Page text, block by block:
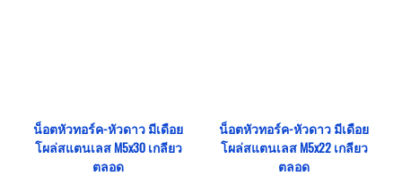
น็อตหัวทอร์ค-หัวดาว มีเดือย
โผล่สแตนเลส M5x30 เกลียว
ตลอด
น็อตหัวทอร์ค-หัวดาว มีเดือย
โผล่สแตนเลส M5x22 เกลียว
ตลอด